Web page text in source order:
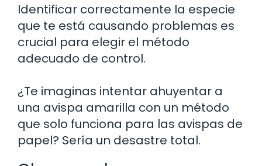
Identificar correctamente la especie
que te está causando problemas es
crucial para elegir el método
adecuado de control.
¿Te imaginas intentar ahuyentar a
una avispa amarilla con un método
que solo funciona para las avispas de
papel? Sería un desastre total.